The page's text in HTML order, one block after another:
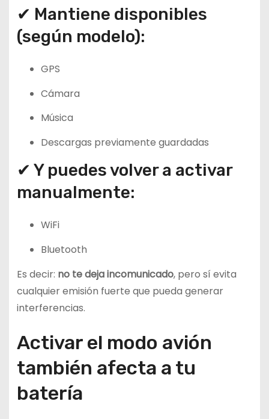
✔ Mantiene disponibles
(según modelo):
GPS
Cámara
Música
Descargas previamente guardadas
✔ Y puedes volver a activar
manualmente:
WiFi
Bluetooth
Es decir: no te deja incomunicado, pero sí evita
cualquier emisión fuerte que pueda generar
interferencias.
Activar el modo avión
también afecta a tu
batería